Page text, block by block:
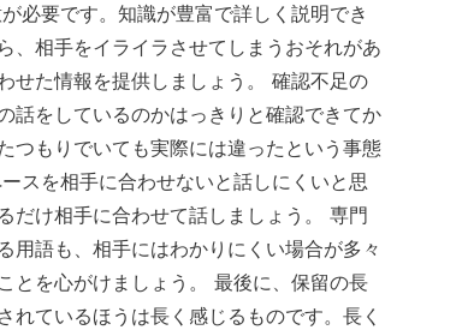
必要です。知識が豊富で詳しく説明でき
、相手をイライラさせてしまうおそれがあ
せた情報を提供しましょう。 確認不足の
話をしているのかはっきりと確認できてか
つもりでいても実際には違ったという事態
スを相手に合わせないと話しにくいと思
だけ相手に合わせて話しましょう。 専門
用語も、相手にはわかりにくい場合が多々
とを心がけましょう。 最後に、保留の長
ているほうは長く感じるものです。長く